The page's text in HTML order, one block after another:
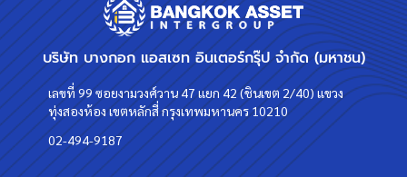
บริษัท บางกอก แอสเซท อินเตอร์กรุ๊ป จำกัด (มหาชน)
เลขที่ 99 ซอยงามวงศ์วาน 47 แยก 42 (ชินเขต 2/40) แขวง
ทุ่งสองห้อง เขตหลักสี่ กรุงเทพมหานคร 10210
02-494-9187